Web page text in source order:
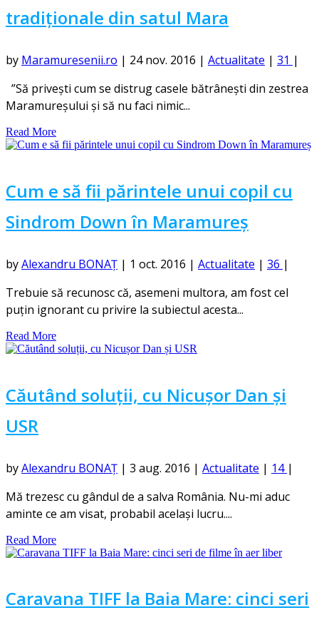
tradiționale din satul Mara
by Maramuresenii.ro | 24 nov. 2016 | Actualitate | 31 |
”Să privești cum se distrug casele bătrânești din zestrea
Maramureșului și să nu faci nimic...
Read More
Cum e să fii părintele unui copil cu
Sindrom Down în Maramureș
byAlexandru BONAȚ | 1 oct. 2016 | Actualitate | 36 |
Trebuie să recunosc că, asemeni multora, am fost cel
puțin ignorant cu privire la subiectul acesta...
Read More
Căutând soluții, cu Nicușor Dan și
USR
byAlexandru BONAȚ | 3 aug. 2016 | Actualitate | 14 |
Mă trezesc cu gândul de a salva România. Nu-mi aduc
aminte ce am visat, probabil același lucru....
Read More
Caravana TIFF la Baia Mare: cinci seri